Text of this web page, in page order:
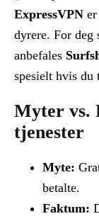
ExpressVPN
dyrere. For deg
anbefales
spesielt hvis du
Myter vs.
tjenester
Myte:
betalte.
Faktum: